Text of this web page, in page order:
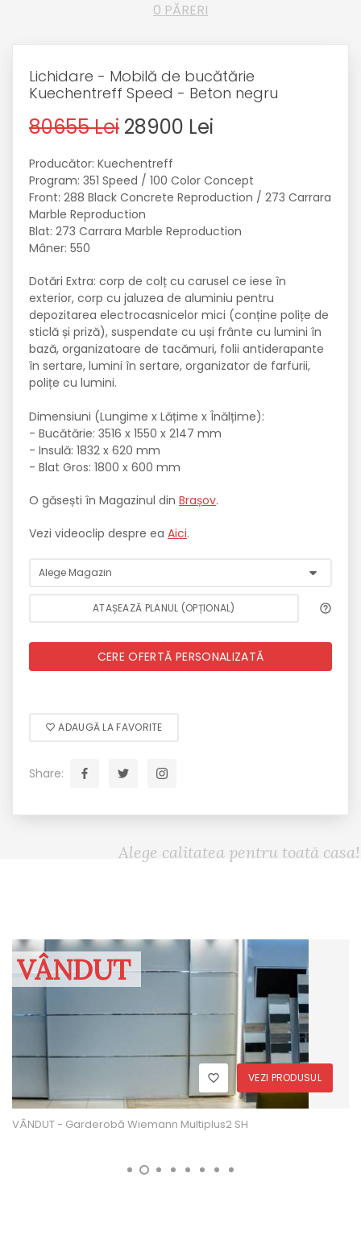
0 PĂRERI
Lichidare - Mobilă de bucătărie
Kuechentreff Speed - Beton negru
80655 Lei 28900 Lei
Producător: Kuechentreff
Program: 351 Speed / 100 Color Concept
Front: 288 Black Concrete Reproduction / 273 Carrara
Marble Reproduction
Blat: 273 Carrara Marble Reproduction
Mâner: 550
Dotări Extra: corp de colț cu carusel ce iese în
exterior, corp cu jaluzea de aluminiu pentru
depozitarea electrocasnicelor mici (conține polițe de
sticlă și priză), suspendate cu uși frânte cu lumini în
bază, organizatoare de tacămuri, folii antiderapante
în sertare, lumini în sertare, organizator de farfurii,
polițe cu lumini.
Dimensiuni (Lungime x Lățime x Înălțime):
- Bucătărie: 3516 x 1550 x 2147 mm
- Insulă: 1832 x 620 mm
- Blat Gros: 1800 x 600 mm
O găsești în Magazinul din Brașov.
Vezi videoclip despre ea Aici.
ATAȘEAZĂ PLANUL (OPȚIONAL)
CERE OFERTĂ PERSONALIZATĂ
ADAUGĂ LA FAVORITE
Share:
Alege calitatea pentru toată casa!
VÂNDUT
VEZI PRODUSUL
VÂNDUT - Garderobă Wiemann Multiplus2 SH